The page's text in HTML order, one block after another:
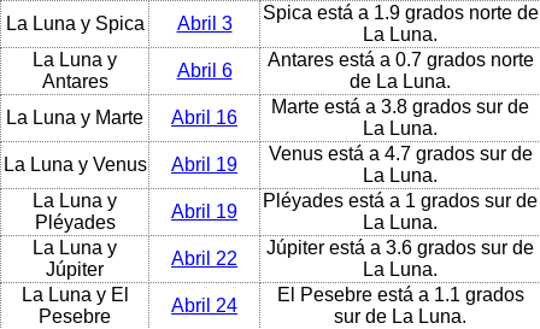
La Luna y Spica Abril 3
Spica está a 1.9 grados norte de
La Luna.
La Luna y
Antares
Abril 6
Antares está a 0.7 grados norte
de La Luna.
La Luna y Marte
Abril 16
Marte está a 3.8 grados sur de
La Luna.
La Luna y Venus
Abril 19
Venus está a 4.7 grados sur de
La Luna.
La Luna y
Pléyades
Abril 19
Pléyades está a 1 grados sur de
La Luna.
La Luna y
Júpiter
Abril 22
Júpiter está a 3.6 grados sur de
La Luna.
La Luna y El
Pesebre
Abril 24
El Pesebre está a 1.1 grados
sur de La Luna.